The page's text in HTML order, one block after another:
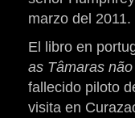
marzo del 2011.
El libro en
as Tâmaras
fallecido piloto
visita en